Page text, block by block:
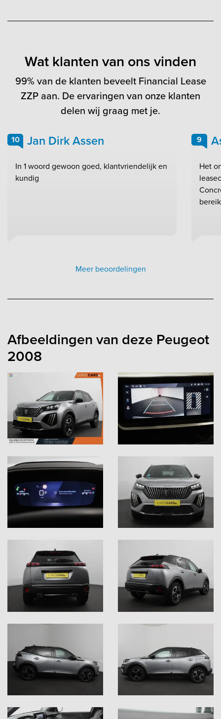
Wat klanten van ons vinden
99% van de klanten beveelt Financial Lease
ZZP aan. De ervaringen van onze klanten
delen wij graag met je.
10 Jan Dirk Assen
In 1 woord gewoon goed, klantvriendelijk en
kundig
9
Het
Meer beoordelingen
Afbeeldingen van deze Peugeot
2008